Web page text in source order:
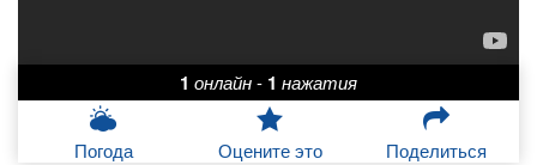
1 онлайн- 1 нажатия
Погода Оцените это Поделиться